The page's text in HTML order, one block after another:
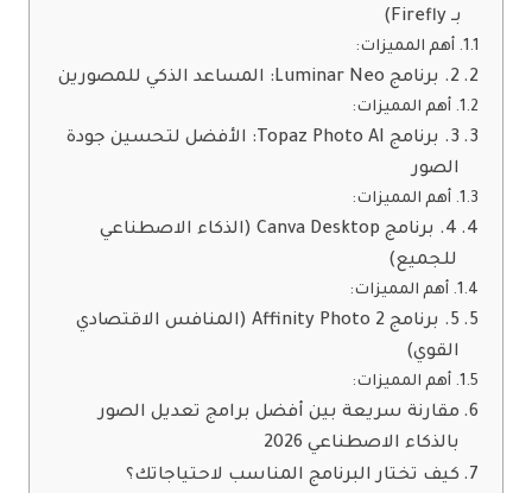
بـ Firefly)
أهم المميزات:
2. برنامج Luminar Neo: المساعد الذكي للمصورين
أهم المميزات:
3. برنامج Topaz Photo AI: الأفضل لتحسين جودة
الصور
أهم المميزات:
4. برنامج Canva Desktop (الذكاء الاصطناعي
للجميع)
أهم المميزات:
5. برنامج Affinity Photo 2 (المنافس الاقتصادي
القوي)
أهم المميزات:
مقارنة سريعة بين أفضل برامج تعديل الصور
بالذكاء الاصطناعي 2026
كيف تختار البرنامج المناسب لاحتياجاتك؟